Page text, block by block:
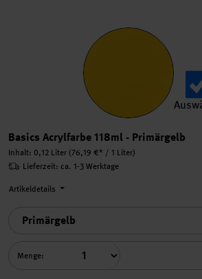
Basics Acrylfarbe 118ml - Primärgelb
Inhalt: 0,12 Liter (76,19 €* / 1 Liter)
Lieferzeit: ca. 1-3 Werktage
Artikeldetails
Menge: